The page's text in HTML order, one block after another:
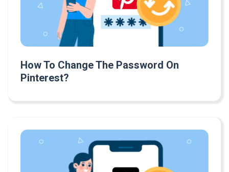
How To Change The Password On
Pinterest?